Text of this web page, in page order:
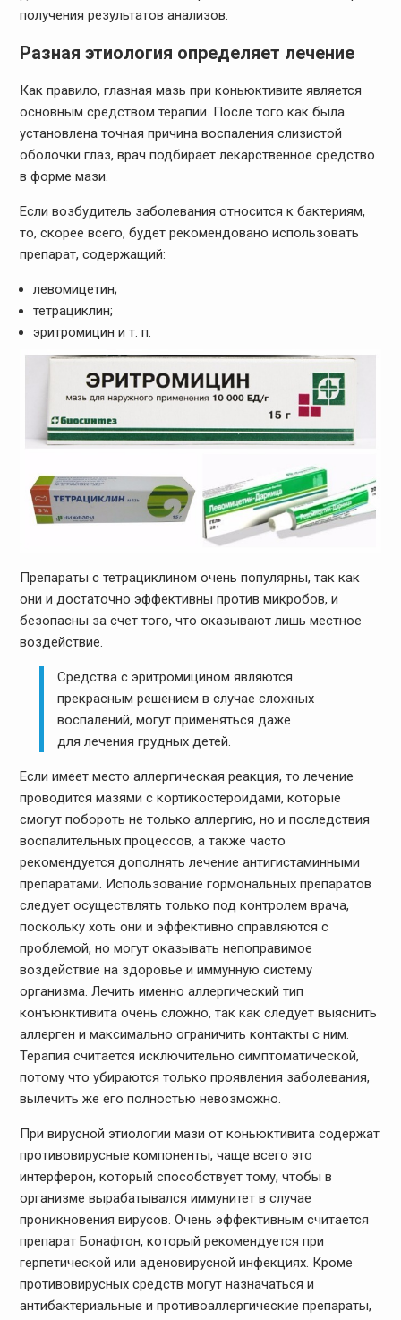
получения результатов анализов.
Разная этиология определяет лечение
Как правило, глазная мазь при коньюктивите является
основным средством терапии. После того как была
установлена точная причина воспаления слизистой
оболочки глаз, врач подбирает лекарственное средство
в форме мази.
Если возбудитель заболевания относится к бактериям,
то, скорее всего, будет рекомендовано использовать
препарат, содержащий:
левомицетин;
тетрациклин;
эритромицин и т. п.
Препараты с тетрациклином очень популярны, так как
они и достаточно эффективны против микробов, и
безопасны за счет того, что оказывают лишь местное
воздействие.
Средства с эритромицином являются
прекрасным решением в случае сложных
воспалений, могут применяться даже
для лечения грудных детей.
Если имеет место аллергическая реакция, то лечение
проводится мазями с кортикостероидами, которые
смогут побороть не только аллергию, но и последствия
воспалительных процессов, а также часто
рекомендуется дополнять лечение антигистаминными
препаратами. Использование гормональных препаратов
следует осуществлять только под контролем врача,
поскольку хоть они и эффективно справляются с
проблемой, но могут оказывать непоправимое
воздействие на здоровье и иммунную систему
организма. Лечить именно аллергический тип
конъюнктивита очень сложно, так как следует выяснить
аллерген и максимально ограничить контакты с ним.
Терапия считается исключительно симптоматической,
потому что убираются только проявления заболевания,
вылечить же его полностью невозможно.
При вирусной этиологии мази от коньюктивита содержат
противовирусные компоненты, чаще всего это
интерферон, который способствует тому, чтобы в
организме вырабатывался иммунитет в случае
проникновения вирусов. Очень эффективным считается
препарат Бонафтон, который рекомендуется при
герпетической или аденовирусной инфекциях. Кроме
противовирусных средств могут назначаться и
антибактериальные и противоаллергические препараты,